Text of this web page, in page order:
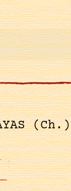
(Ch.)